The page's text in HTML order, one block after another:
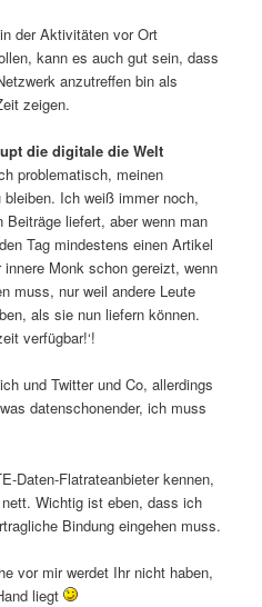
der Aktivitäten vor Ort
kann es auch gut sein, dass
anzutreffen bin als
zeigen.
die digitale die Welt
problematisch, meinen
Ich weiß immer noch,
liefert, aber wenn man
Tag mindestens einen Artikel
Monk schon gereizt, wenn
muss, nur weil andere Leute
als sie nun liefern können.
verfügbar!‘!
und Twitter und Co, allerdings
datenschonender, ich muss
Daten-Flatrateanbieter kennen,
Wichtig ist eben, dass ich
Bindung eingehen muss.
vor mir werdet Ihr nicht haben,
liegt